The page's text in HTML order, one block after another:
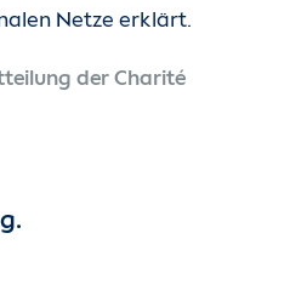
Netze erklärt.
der Charité